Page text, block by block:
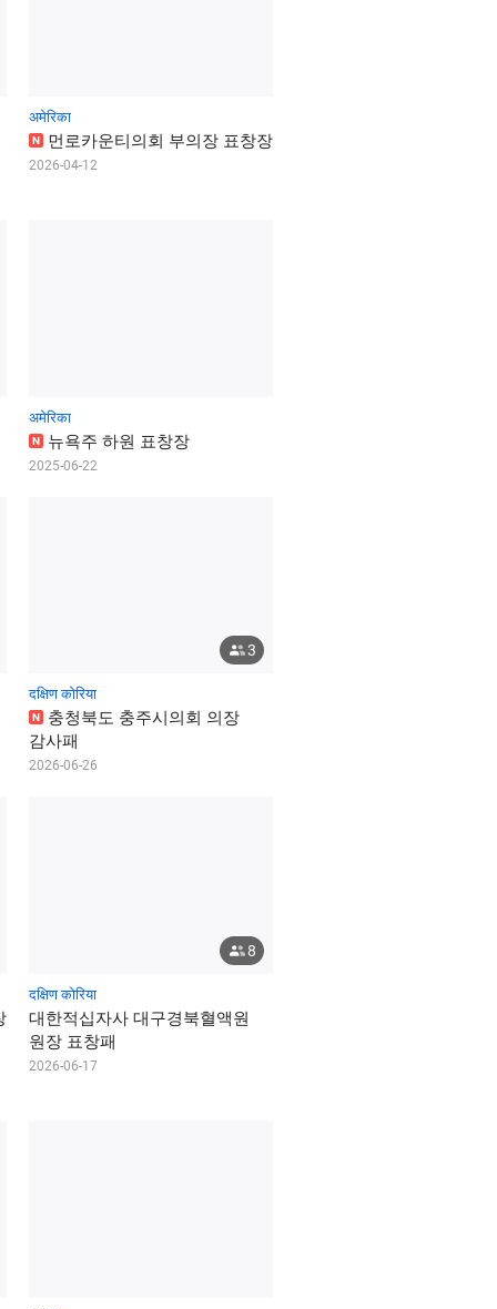
अमेरिका
N 먼로카운티의회 부의장 표창장
2026-04-12
अमेरिका
N 뉴욕주 하원 표창장
2025-06-22
3
दक्षिण कोरिया
N 충청북도 충주시 의 회 의 장
감사패
2026-06-26
8
दक्षिण कोरिया
대 한적십자사 대 구경북혈액원
원장 표창패
2026-06-17